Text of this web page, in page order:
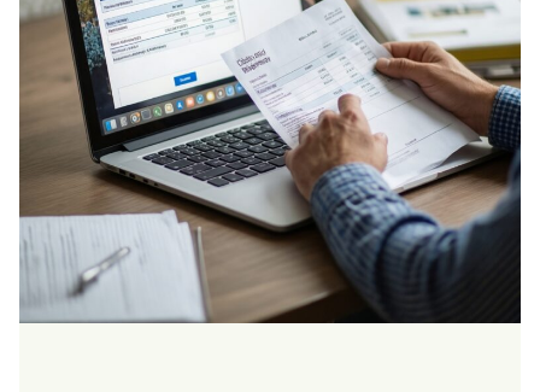
оплату
вовремя